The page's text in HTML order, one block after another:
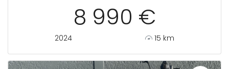
8 990 €
2024 15 km